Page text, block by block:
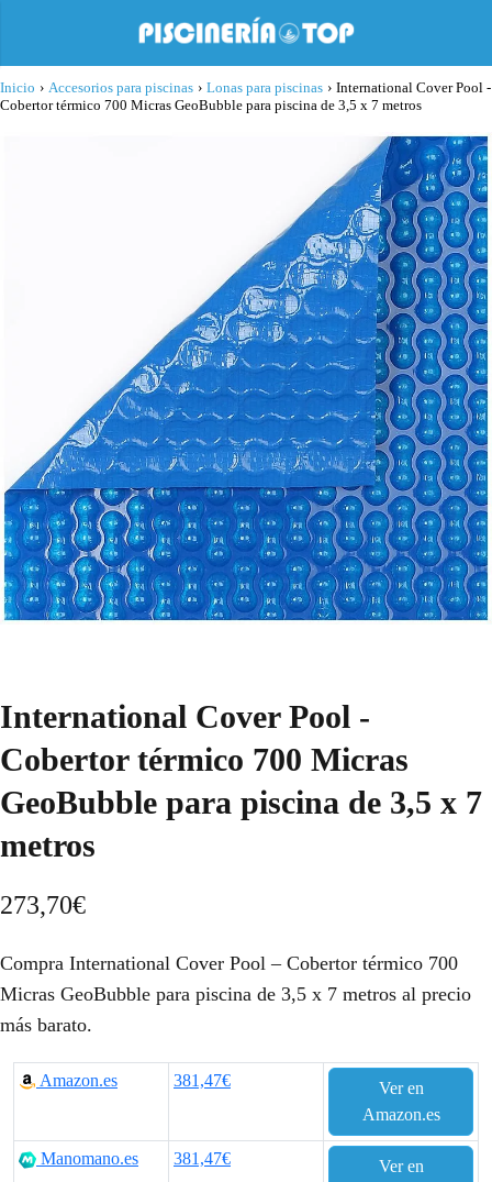
Inicio › Accesorios para piscinas › Lonas para piscinas › International Cover Pool -
Cobertor térmico 700 Micras GeoBubble para piscina de 3,5 x 7 metros
International Cover Pool -
Cobertor térmico 700 Micras
GeoBubble para piscina de 3,5 x 7
metros
273,70€
Compra International Cover Pool – Cobertor térmico 700
Micras GeoBubble para piscina de 3,5 x 7 metros al precio
más barato.
Amazon.es 381,47€
Ver en
Amazon.es
Manomano.es 381,47€
Ver en